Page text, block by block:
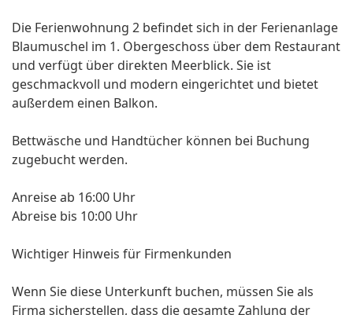
Die Ferienwohnung 2 befindet sich in der Ferienanlage
Blaumuschel im 1. Obergeschoss über dem Restaurant
und verfügt über direkten Meerblick. Sie ist
geschmackvoll und modern eingerichtet und bietet
außerdem einen Balkon.
Bettwäsche und Handtücher können bei Buchung
zugebucht werden.
Anreise ab 16:00 Uhr
Abreise bis 10:00 Uhr
Wichtiger Hinweis für Firmenkunden
Wenn Sie diese Unterkunft buchen, müssen Sie als
Firma sicherstellen, dass die gesamte Zahlung der